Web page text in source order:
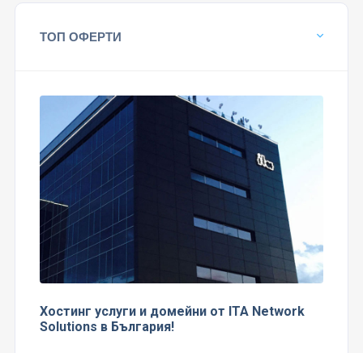
ТОП ОФЕРТИ
Хостинг услуги и домейни от ITA Network
Solutions в България!